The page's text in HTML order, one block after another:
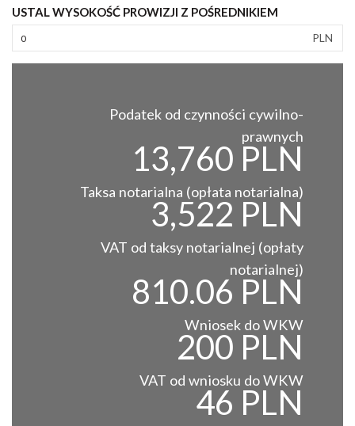
USTAL WYSOKOŚĆ PROWIZJI Z POŚREDNIKIEM
PLN
Podatek od czynności cywilno-
prawnych
13,760 PLN
Taksa notarialna (opłata notarialna)
3,522 PLN
VAT od taksy notarialnej (opłaty
notarialnej)
810.06 PLN
Wniosek do WKW
200 PLN
VAT od wniosku do WKW
46 PLN